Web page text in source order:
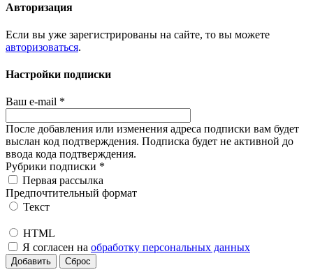
Авторизация
Если вы уже зарегистрированы на сайте, то вы можете
авторизоваться.
Настройки подписки
Ваш e-mail *
После добавления или изменения адреса подписки вам будет
выслан код подтверждения. Подписка будет не активной до
ввода кода подтверждения.
Рубрики подписки *
Первая рассылка
Предпочтительный формат
Текст
HTML
Я согласен на обработку персональных данных